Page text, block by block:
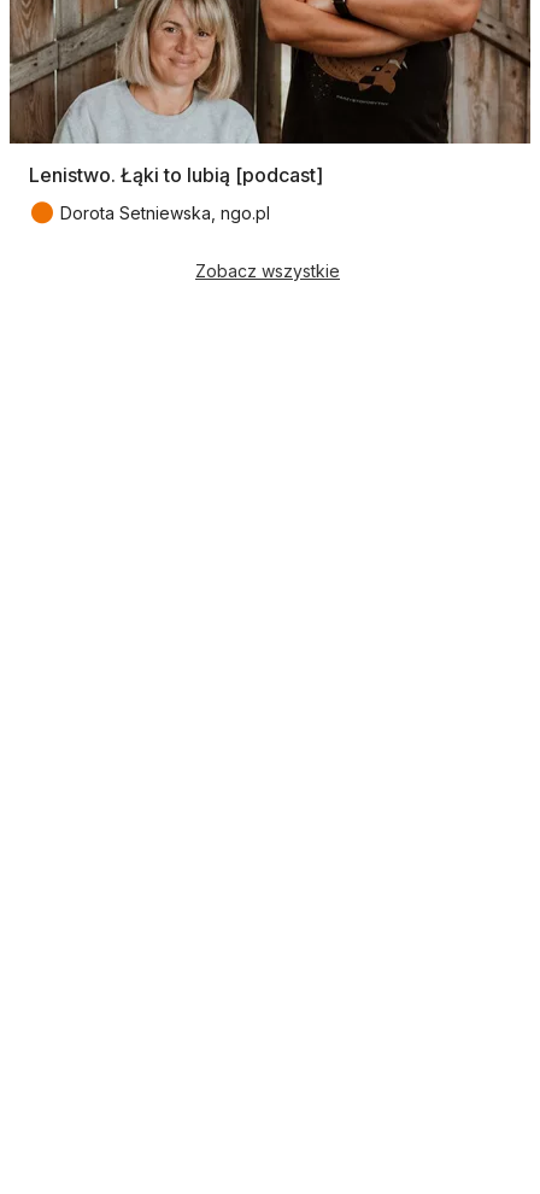
Lenistwo. Łąki to lubią [podcast]
● Dorota Setniewska, ngo.pl
Zobacz wszystkie